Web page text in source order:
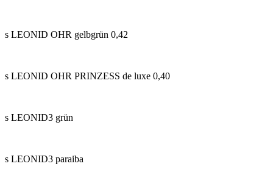
s LEONID OHR gelbgrün 0,42
s LEONID OHR PRINZESS de luxe 0,40
s LEONID3 grün
s LEONID3 paraiba